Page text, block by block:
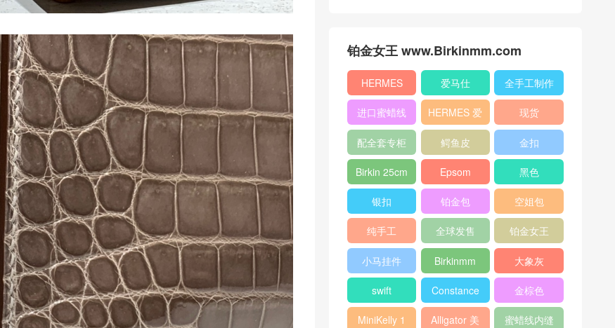
铂金女王 www.Birkinmm.com
HERMES 爱马仕 全手工制作
进口蜜蜡线
HERMES 爱
马仕
现货
配全套专柜
原版包装
鳄鱼皮 金扣
Birkin 25cm Epsom 黑色
银扣 铂金包 空姐包
纯手工 全球发售 铂金女王
小马挂件 Birkinmm 大象灰
swift Constance 金棕色
MiniKelly 1
Alligator 美
蜜蜡线内缝